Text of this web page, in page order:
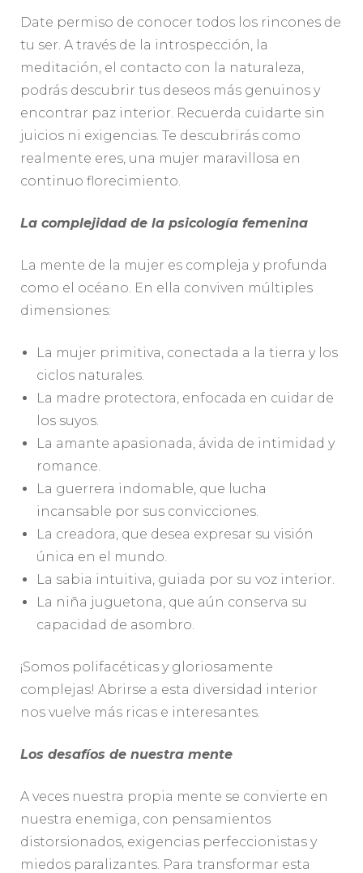
Date permiso de conocer todos los rincones de
tu ser. A través de la introspección, la
meditación, el contacto con la naturaleza,
podrás descubrir tus deseos más genuinos y
encontrar paz interior. Recuerda cuidarte sin
juicios ni exigencias. Te descubrirás como
realmente eres, una mujer maravillosa en
continuo florecimiento.
La complejidad de la psicología femenina
La mente de la mujer es compleja y profunda
como el océano. En ella conviven múltiples
dimensiones:
La mujer primitiva, conectada a la tierra y los
ciclos naturales.
La madre protectora, enfocada en cuidar de
los suyos.
La amante apasionada, ávida de intimidad y
romance.
La guerrera indomable, que lucha
incansable por sus convicciones.
La creadora, que desea expresar su visión
única en el mundo.
La sabia intuitiva, guiada por su voz interior.
La niña juguetona, que aún conserva su
capacidad de asombro.
¡Somos polifacéticas y gloriosamente
complejas! Abrirse a esta diversidad interior
nos vuelve más ricas e interesantes.
Los desafíos de nuestra mente
A veces nuestra propia mente se convierte en
nuestra enemiga, con pensamientos
distorsionados, exigencias perfeccionistas y
miedos paralizantes. Para transformar esta